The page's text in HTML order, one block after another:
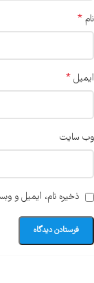
نام *
ایمیل *
وب‌ سایت
ذخیره نام، ایمیل و